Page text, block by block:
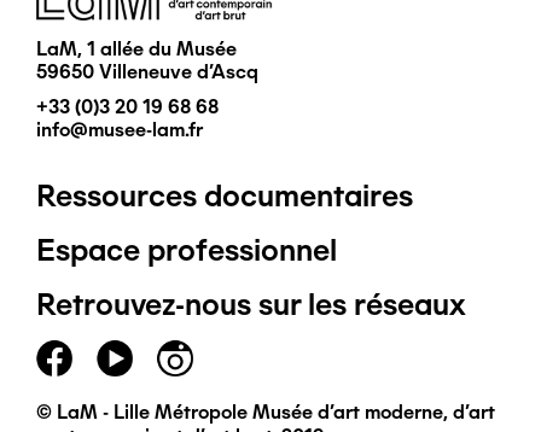
LaM, 1 allée du Musée
59650 Villeneuve d'Ascq
+33 (0)3 20 19 68 68
info@musee-lam.fr
Pied
de
page
principal
Ressources documentaires
Espace professionnel
Retrouvez-nous sur les réseaux
© LaM - Lille Métropole Musée d'art moderne, d'art